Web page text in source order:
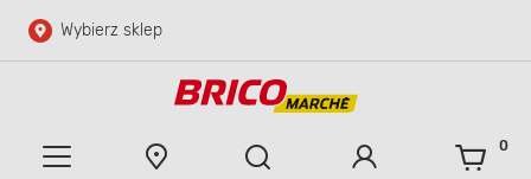
Przejdź do głównej zawartości
Wybierz sklep
0